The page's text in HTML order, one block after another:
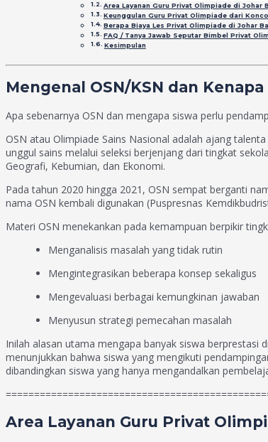
Area Layanan Guru Privat Olimpiade di Johar
Keunggulan Guru Privat Olimpiade dari
Berapa Biaya Les Privat Olimpiade di Johar
FAQ / Tanya Jawab Seputar Bimbel Privat
Kesimpulan
Mengenal OSN/KSN dan
Apa sebenarnya OSN dan mengapa siswa perlu
OSN atau Olimpiade Sains Nasional adalah ajang
unggul sains melalui seleksi berjenjang dari tingkat
Geografi, Kebumian, dan Ekonomi.
Pada tahun 2020 hingga 2021, OSN sempat berganti
nama OSN kembali digunakan (Puspresnas
Materi OSN menekankan pada kemampuan berpikir
Menganalisis masalah yang tidak rutin
Mengintegrasikan beberapa konsep sekaligus
Mengevaluasi berbagai kemungkinan jawaban
Menyusun strategi pemecahan masalah
Inilah alasan utama mengapa banyak siswa berprestasi
menunjukkan bahwa siswa yang mengikuti
dibandingkan siswa yang hanya mengandalkan
Area Layanan Guru Privat